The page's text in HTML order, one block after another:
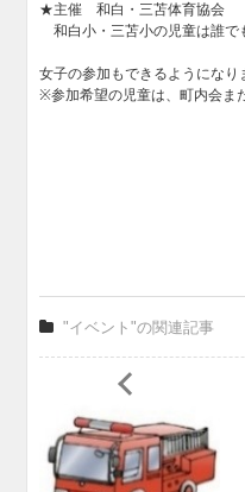
★主催 和白・三苫体育協会
和白小・三苫小の児童は誰で
女子の参加もできるようにな
※参加希望の児童は、町内会ま
"イベント"の関連記事